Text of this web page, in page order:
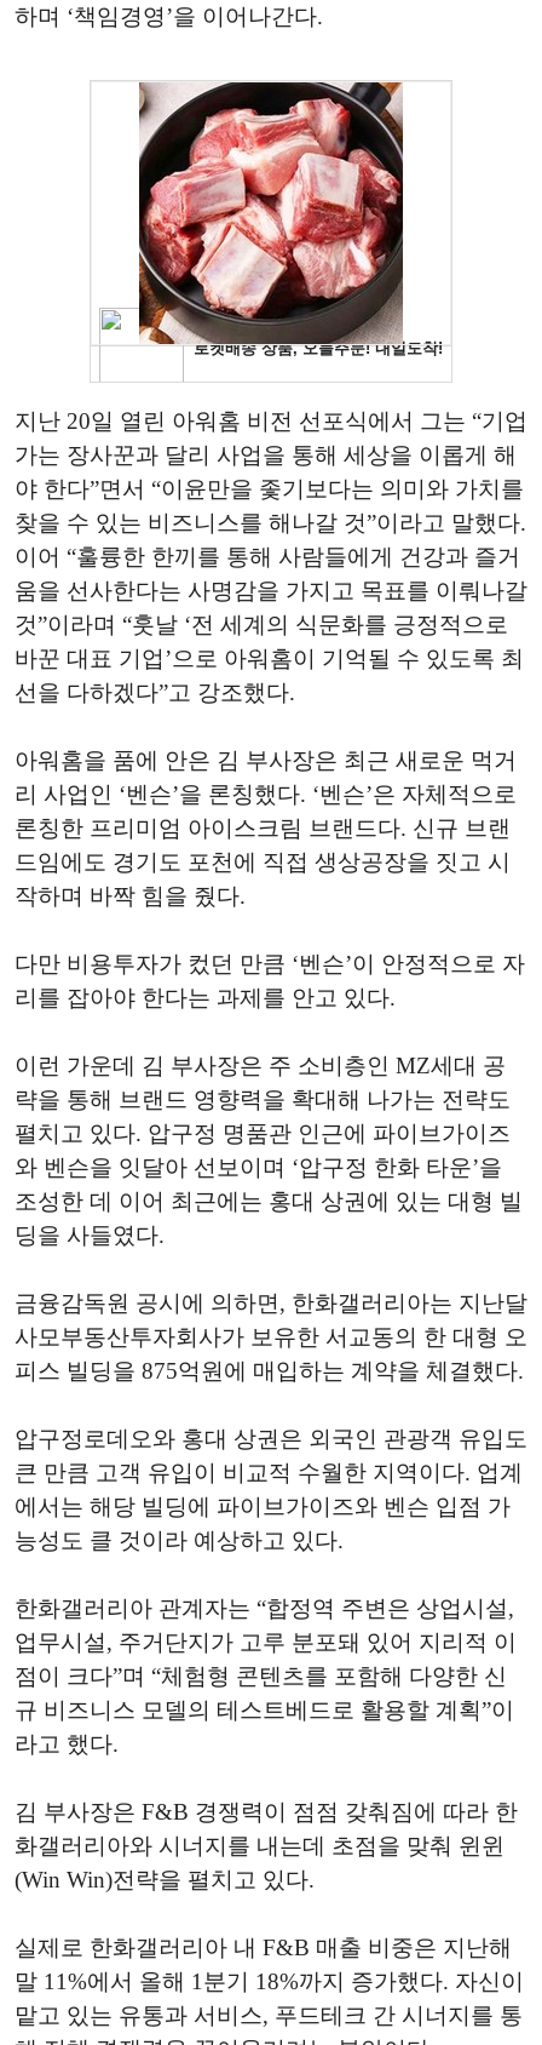
하며 ‘책임경영’을 이어나간다.
지난 20일 열린 아워홈 비전 선포식에서 그는 “기업
가는 장사꾼과 달리 사업을 통해 세상을 이롭게 해
야 한다”면서 “이윤만을 좇기보다는 의미와 가치를
찾을 수 있는 비즈니스를 해나갈 것”이라고 말했다.
이어 “훌륭한 한끼를 통해 사람들에게 건강과 즐거
움을 선사한다는 사명감을 가지고 목표를 이뤄나갈
것”이라며 “훗날 ‘전 세계의 식문화를 긍정적으로
바꾼 대표 기업’으로 아워홈이 기억될 수 있도록 최
선을 다하겠다”고 강조했다.
아워홈을 품에 안은 김 부사장은 최근 새로운 먹거
리 사업인 ‘벤슨’을 론칭했다. ‘벤슨’은 자체적으로
론칭한 프리미엄 아이스크림 브랜드다. 신규 브랜
드임에도 경기도 포천에 직접 생상공장을 짓고 시
작하며 바짝 힘을 줬다.
다만 비용투자가 컸던 만큼 ‘벤슨’이 안정적으로 자
리를 잡아야 한다는 과제를 안고 있다.
이런 가운데 김 부사장은 주 소비층인 MZ세대 공
략을 통해 브랜드 영향력을 확대해 나가는 전략도
펼치고 있다. 압구정 명품관 인근에 파이브가이즈
와 벤슨을 잇달아 선보이며 ‘압구정 한화 타운’을
조성한 데 이어 최근에는 홍대 상권에 있는 대형 빌
딩을 사들였다.
금융감독원 공시에 의하면, 한화갤러리아는 지난달
사모부동산투자회사가 보유한 서교동의 한 대형 오
피스 빌딩을 875억원에 매입하는 계약을 체결했다.
압구정로데오와 홍대 상권은 외국인 관광객 유입도
큰 만큼 고객 유입이 비교적 수월한 지역이다. 업계
에서는 해당 빌딩에 파이브가이즈와 벤슨 입점 가
능성도 클 것이라 예상하고 있다.
한화갤러리아 관계자는 “합정역 주변은 상업시설,
업무시설, 주거단지가 고루 분포돼 있어 지리적 이
점이 크다”며 “체험형 콘텐츠를 포함해 다양한 신
규 비즈니스 모델의 테스트베드로 활용할 계획”이
라고 했다.
김 부사장은 F&B 경쟁력이 점점 갖춰짐에 따라 한
화갤러리아와 시너지를 내는데 초점을 맞춰 윈윈
(Win Win)전략을 펼치고 있다.
실제로 한화갤러리아 내 F&B 매출 비중은 지난해
말 11%에서 올해 1분기 18%까지 증가했다. 자신이
맡고 있는 유통과 서비스, 푸드테크 간 시너지를 통